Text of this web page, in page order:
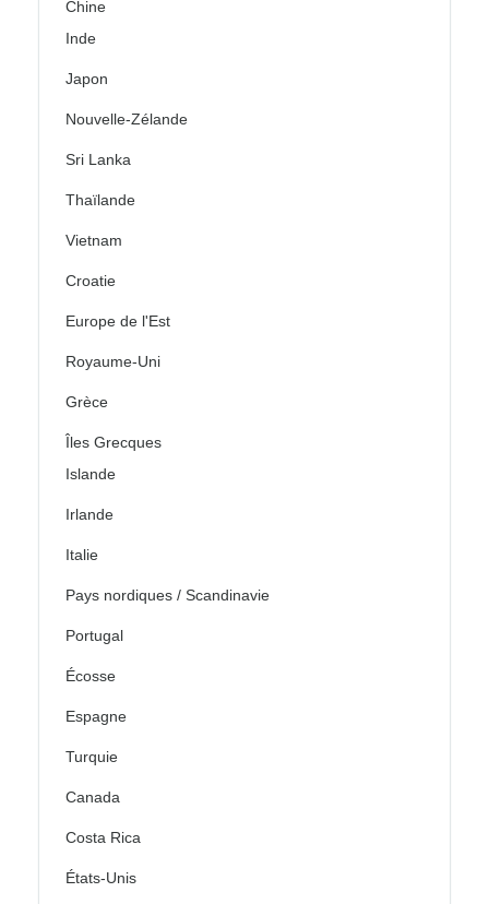
Chine
Inde
Japon
Nouvelle-Zélande
Sri Lanka
Thaïlande
Vietnam
Croatie
Europe de l'Est
Royaume-Uni
Grèce
Îles Grecques
Islande
Irlande
Italie
Pays nordiques / Scandinavie
Portugal
Écosse
Espagne
Turquie
Canada
Costa Rica
États-Unis